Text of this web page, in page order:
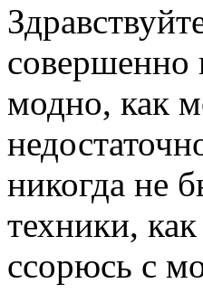
совершенно
модно, как
никогда не
техники,
ссорюсь с